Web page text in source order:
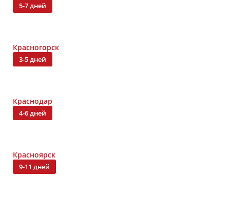
5-7 дней
Красногорск
3-5 дней
Краснодар
4-6 дней
Красноярск
9-11 дней